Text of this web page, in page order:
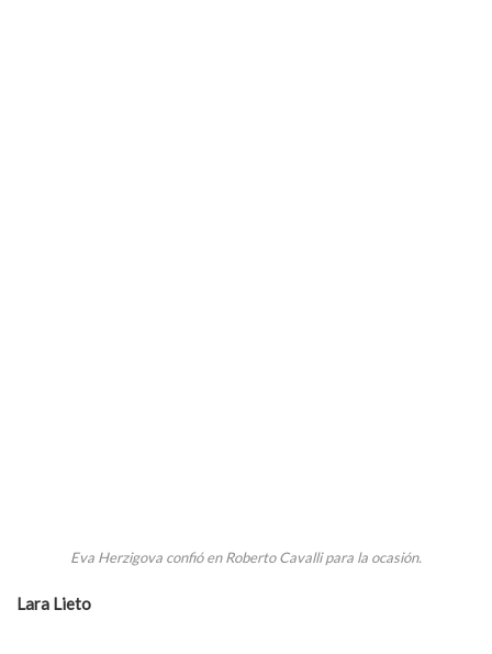
Eva Herzigova confió en Roberto Cavalli para la ocasión.
Lara Lieto